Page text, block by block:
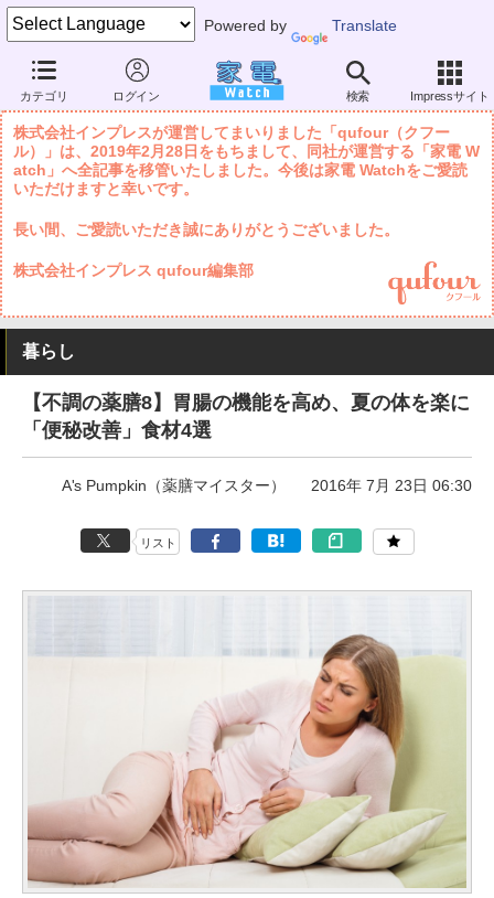
Powered by Translate
カテゴリ ログイン 検索 Impressサイト
家電 Watch 暮らし 健康・人間関係 健康・病気
株式会社インプレスが運営してまいりました「qufour（クフー
ル）」は、2019年2月28日をもちまして、同社が運営する「家電 W
atch」へ全記事を移管いたしました。今後は家電 Watchをご愛読
いただけますと幸いです。
長い間、ご愛読いただき誠にありがとうございました。
株式会社インプレス qufour編集部
暮らし
【不調の薬膳8】胃腸の機能を高め、夏の体を楽に
「便秘改善」食材4選
A's Pumpkin（薬膳マイスター） 2016年 7月 23日 06:30
リスト